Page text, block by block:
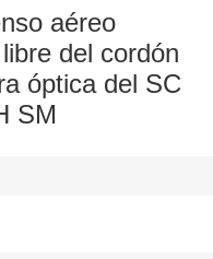
aéreo
del cordón
óptica del SC
SM